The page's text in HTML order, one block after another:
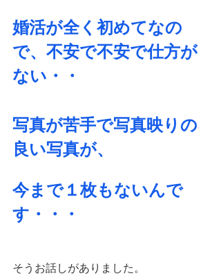
婚活が全く初めてなの
で、不安で不安で仕方が
ない・・
写真が苦手で写真映りの
良い写真が、
今まで１枚もないんで
す・・・
そうお話しがありました。